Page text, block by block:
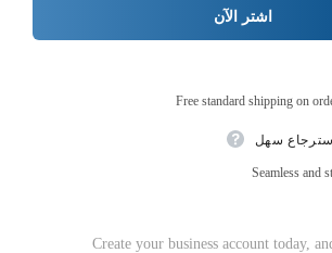
اشتر الآن
Free standard shipping on
سهل
Seamless and
Create your business account today,